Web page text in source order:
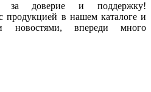
за доверие и поддержку!
продукцией в нашем каталоге и
новостями, впереди много